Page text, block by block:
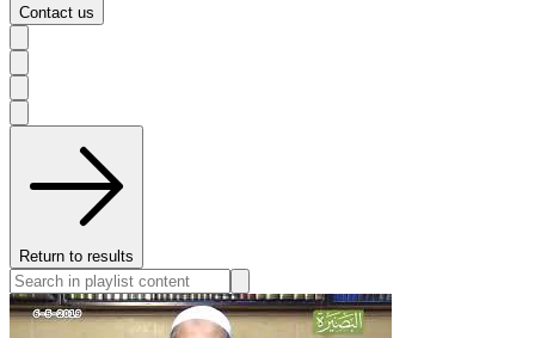
Contact us
Return to results